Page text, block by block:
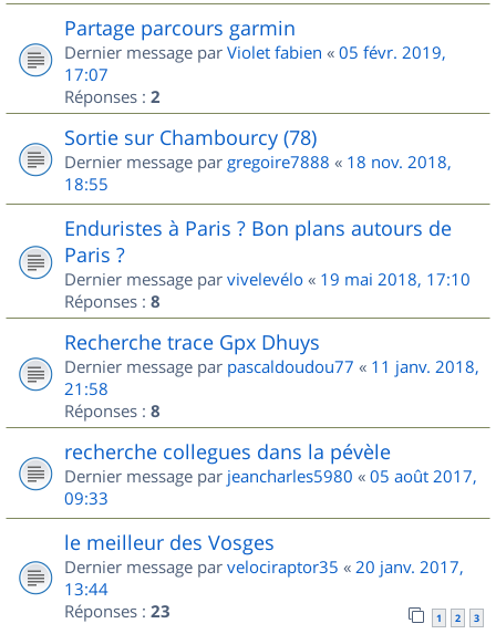
Partage parcours garmin
Dernier message par Violet fabien « 05 févr. 2019,
17:07
Réponses : 2
Sortie sur Chambourcy (78)
Dernier message par gregoire7888 « 18 nov. 2018,
18:55
Enduristes à Paris ? Bon plans autours de
Paris ?
Dernier message par vivelevélo « 19 mai 2018, 17:10
Réponses : 8
Recherche trace Gpx Dhuys
Dernier message par pascaldoudou77 « 11 janv. 2018,
21:58
Réponses : 8
recherche collegues dans la pévèle
Dernier message par jeancharles5980 « 05 août 2017,
09:33
le meilleur des Vosges
Dernier message par velociraptor35 « 20 janv. 2017,
13:44
Réponses : 23 1 2 3